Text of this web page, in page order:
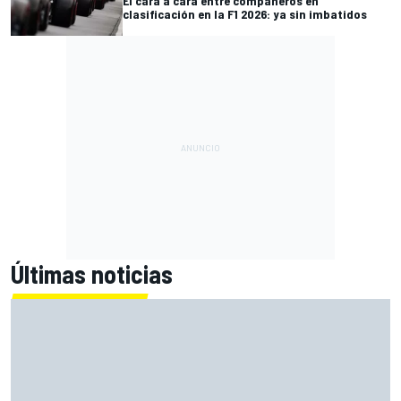
clasificación en la F1 2026: ya sin imbatidos
Últimas noticias